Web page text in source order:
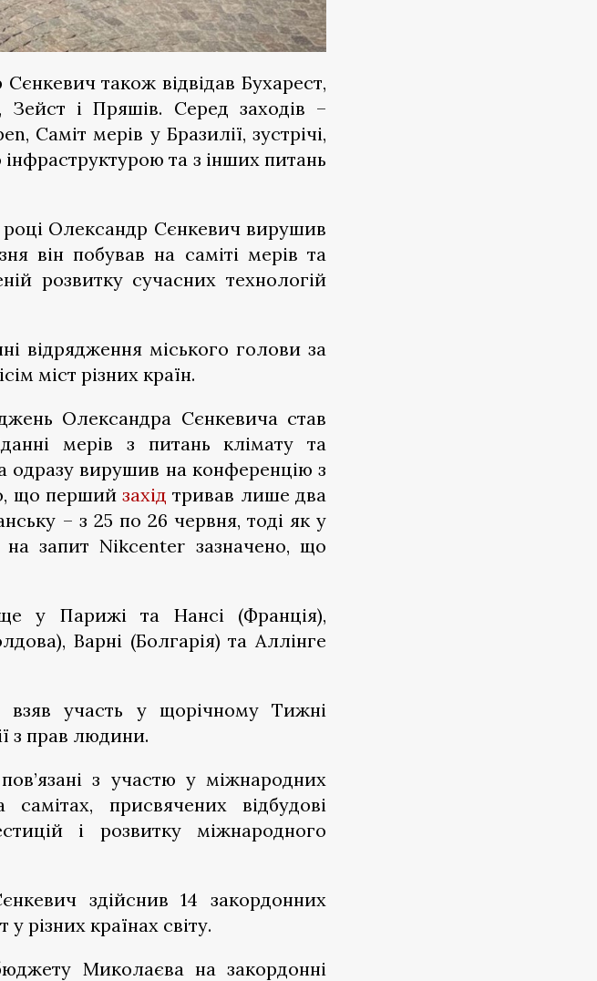
також відвідав Бухарест,
і Пряшів. Серед заходів –
Саміт мерів у Бразилії, зустрічі,
інфраструктурою та з інших питань
Олександр Сєнкевич вирушив
він побував на саміті мерів та
розвитку сучасних технологій
відрядження міського голови за
міст різних країн.
Олександра Сєнкевича став
мерів з питань клімату та
одразу вирушив на конференцію з
що першийзахід тривав лише два
– з 25 по 26 червня, тоді як у
на запит Nikcenter зазначено, що
у Парижі та Нансі (Франція),
Варні (Болгарія) та Аллінге
взяв участь у щорічному Тижні
з прав людини.
з участю у міжнародних
присвячених відбудові
і розвитку міжнародного
здійснив 14 закордонних
різних країнах світу.
Миколаєва на закордонні